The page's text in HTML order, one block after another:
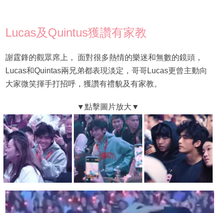
Lucas及Quintus獲讚有家教
謝霆鋒的觀眾席上， 面對很多熱情的樂迷和無數的鏡頭，
Lucas和Quintas兩兄弟都表現淡定，哥哥Lucas更曾主動向
大家微笑揮手打招呼，獲讚有禮貌及有家教。